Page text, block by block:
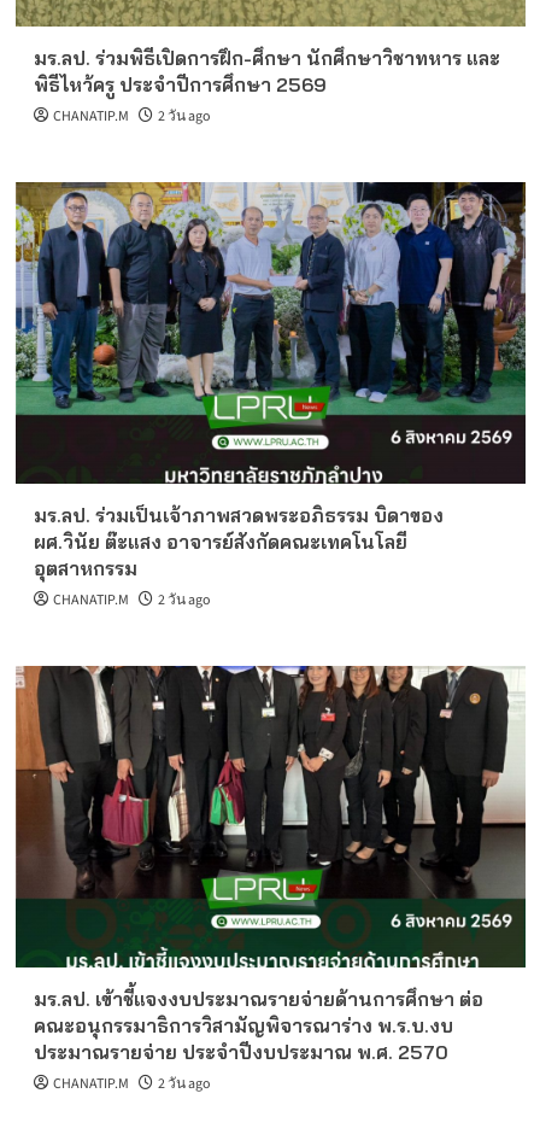
มร.ลป. ร่วมพิธีเปิดการฝึก-ศึกษา นักศึกษาวิชาทหาร และ
พิธีไหว้ครู ประจำปีการศึกษา 2569
CHANATIP.M 2 วัน ago
มร.ลป. ร่วมเป็นเจ้าภาพสวดพระอภิธรรม บิดาของ
ผศ.วินัย ต๊ะแสง อาจารย์สังกัดคณะเทคโนโลยี
อุตสาหกรรม
CHANATIP.M 2 วัน ago
มร.ลป. เข้าชี้แจงงบประมาณรายจ่ายด้านการศึกษา ต่อ
คณะอนุกรรมาธิการวิสามัญพิจารณาร่าง พ.ร.บ.งบ
ประมาณรายจ่าย ประจำปีงบประมาณ พ.ศ. 2570
CHANATIP.M 2 วัน ago